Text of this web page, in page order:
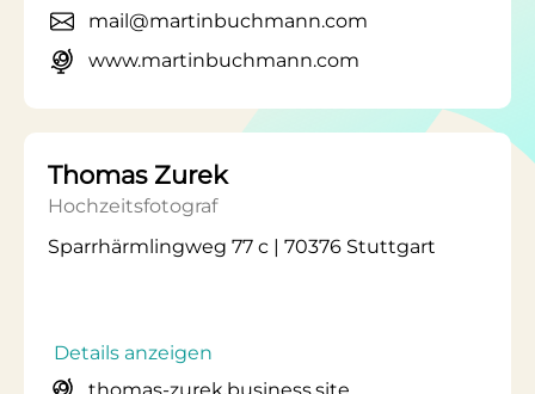
mail@martinbuchmann.com
www.martinbuchmann.com
Thomas Zurek
Hochzeitsfotograf
Sparrhärmlingweg 77 c | 70376 Stuttgart
Details anzeigen